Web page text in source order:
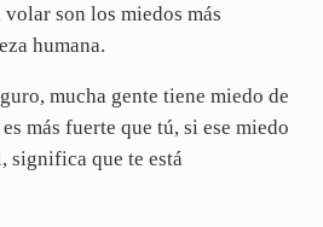
son los miedos más
humana.
mucha gente tiene miedo de
más fuerte que tú, si ese miedo
significa que te está